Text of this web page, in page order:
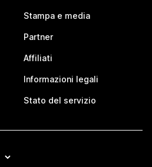
Stampa e media
Partner
Affiliati
Informazioni legali
Stato del servizio